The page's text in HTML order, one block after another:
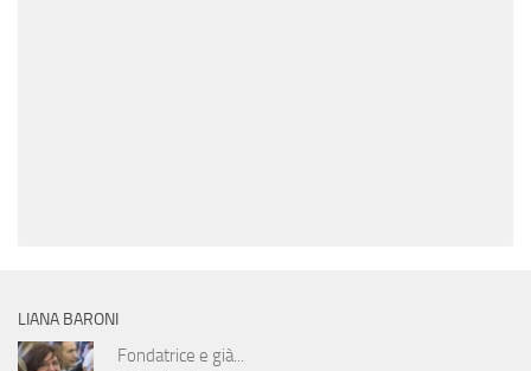
LIANA BARONI
Fondatrice e già...